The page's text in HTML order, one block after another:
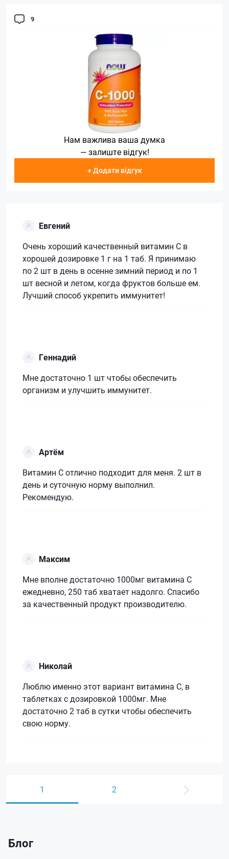
9
Нам важлива ваша думка
— залиште відгук!
+ Додати відгук
Евгений
Очень хороший качественный витамин С в
хорошей дозировке 1 г на 1 таб. Я принимаю
по 2 шт в день в осенне зимний период и по 1
шт весной и летом, когда фруктов больше ем.
Лучший способ укрепить иммунитет!
Геннадий
Мне достаточно 1 шт чтобы обеспечить
организм и улучшить иммунитет.
Артём
Витамин С отлично подходит для меня. 2 шт в
день и суточную норму выполнил.
Рекомендую.
Максим
Мне вполне достаточно 1000мг витамина С
ежедневно, 250 таб хватает надолго. Спасибо
за качественный продукт производителю.
Николай
Люблю именно этот вариант витамина С, в
таблетках с дозировкой 1000мг. Мне
достаточно 2 таб в сутки чтобы обеспечить
свою норму.
1 2
Блог